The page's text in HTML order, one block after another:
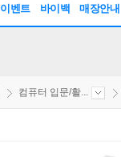
이벤트 바이백 매장안내
컴퓨터 입문/활...